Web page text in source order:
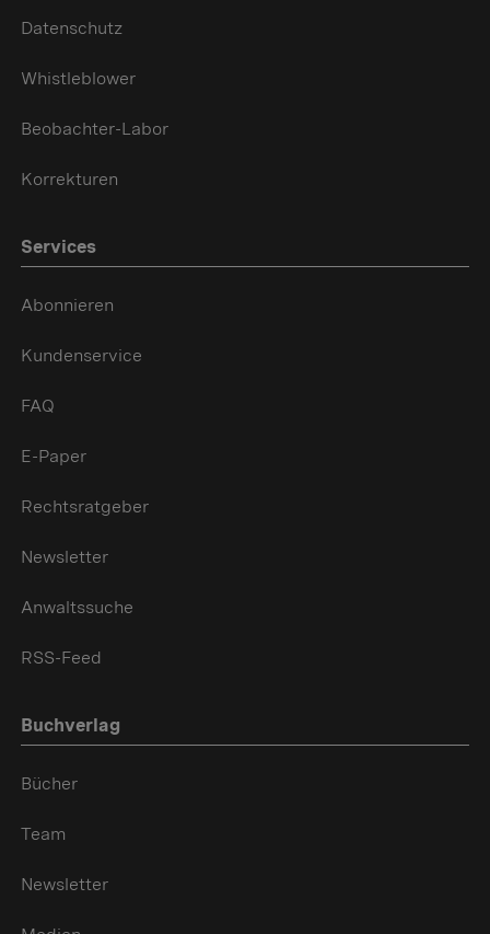
Datenschutz
Whistleblower
Beobachter-Labor
Korrekturen
Services
Abonnieren
Kundenservice
FAQ
E-Paper
Rechtsratgeber
Newsletter
Anwaltssuche
RSS-Feed
Buchverlag
Bücher
Team
Newsletter